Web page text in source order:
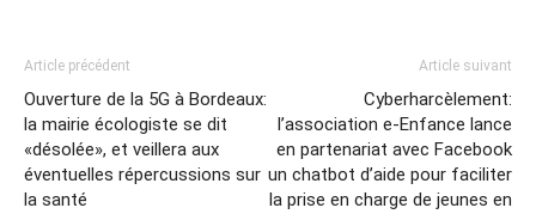
Article précédent
Ouverture de la 5G à Bordeaux:
la mairie écologiste se dit
«désolée», et veillera aux
éventuelles répercussions sur
la santé
Article suivant
Cyberharcèlement:
l’association e-Enfance lance
en partenariat avec Facebook
un chatbot d’aide pour faciliter
la prise en charge de jeunes en